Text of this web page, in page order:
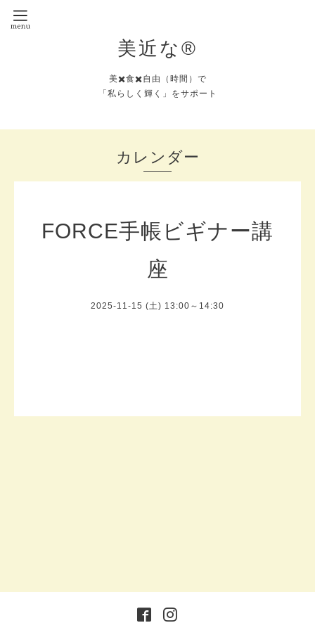
美近な®︎
美✖️食✖️自由（時間）で
「私らしく輝く」をサポート
カレンダー
FORCE手帳ビギナー講
座
2025-11-15 (土) 13:00～14:30